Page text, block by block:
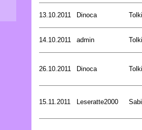
13.10.2011 Dinoca
14.10.2011 admin
26.10.2011 Dinoca
15.11.2011 Leseratte2000